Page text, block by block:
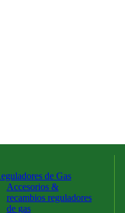
de Gas
Accesorios &
recambios reguladores
de gas